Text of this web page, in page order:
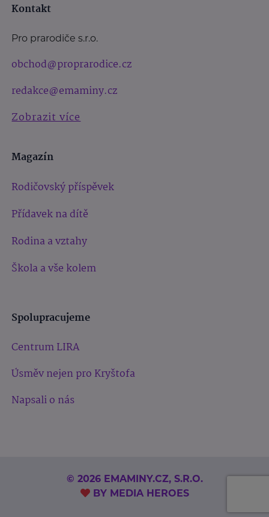
Kontakt
Pro prarodiče s.r.o.
obchod@proprarodice.cz
redakce@emaminy.cz
Zobrazit více
Magazín
Rodičovský příspěvek
Přídavek na dítě
Rodina a vztahy
Škola a vše kolem
Spolupracujeme
Centrum LIRA
Úsměv nejen pro Kryštofa
Napsali o nás
© 2026 EMAMINY.CZ, S.R.O.
BY MEDIA HEROES